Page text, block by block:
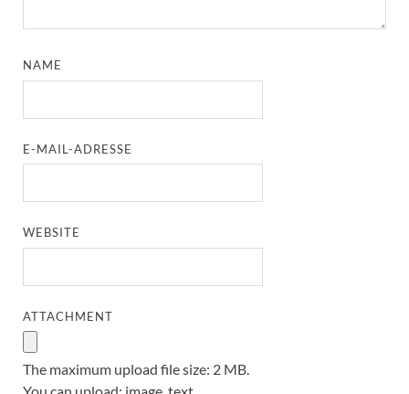
NAME
E-MAIL-ADRESSE
WEBSITE
ATTACHMENT
The maximum upload file size: 2 MB.